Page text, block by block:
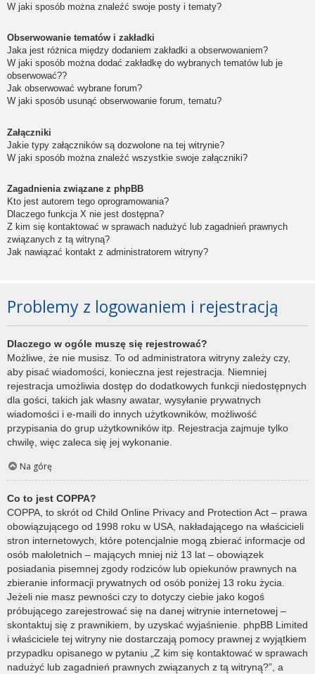
W jaki sposób można znaleźć swoje posty i tematy?
Obserwowanie tematów i zakładki
Jaka jest różnica między dodaniem zakładki a obserwowaniem?
W jaki sposób można dodać zakładkę do wybranych tematów lub je
obserwować??
Jak obserwować wybrane forum?
W jaki sposób usunąć obserwowanie forum, tematu?
Załączniki
Jakie typy załączników są dozwolone na tej witrynie?
W jaki sposób można znaleźć wszystkie swoje załączniki?
Zagadnienia związane z phpBB
Kto jest autorem tego oprogramowania?
Dlaczego funkcja X nie jest dostępna?
Z kim się kontaktować w sprawach nadużyć lub zagadnień prawnych
związanych z tą witryną?
Jak nawiązać kontakt z administratorem witryny?
Problemy z logowaniem i rejestracją
Dlaczego w ogóle muszę się rejestrować?
Możliwe, że nie musisz. To od administratora witryny zależy czy,
aby pisać wiadomości, konieczna jest rejestracja. Niemniej
rejestracja umożliwia dostęp do dodatkowych funkcji niedostępnych
dla gości, takich jak własny awatar, wysyłanie prywatnych
wiadomości i e-maili do innych użytkowników, możliwość
przypisania do grup użytkowników itp. Rejestracja zajmuje tylko
chwilę, więc zaleca się jej wykonanie.
Na górę
Co to jest COPPA?
COPPA, to skrót od Child Online Privacy and Protection Act – prawa
obowiązującego od 1998 roku w USA, nakładającego na właścicieli
stron internetowych, które potencjalnie mogą zbierać informacje od
osób małoletnich – mających mniej niż 13 lat – obowiązek
posiadania pisemnej zgody rodziców lub opiekunów prawnych na
zbieranie informacji prywatnych od osób poniżej 13 roku życia.
Jeżeli nie masz pewności czy to dotyczy ciebie jako kogoś
próbującego zarejestrować się na danej witrynie internetowej –
skontaktuj się z prawnikiem, by uzyskać wyjaśnienie. phpBB Limited
i właściciele tej witryny nie dostarczają pomocy prawnej z wyjątkiem
przypadku opisanego w pytaniu „Z kim się kontaktować w sprawach
nadużyć lub zagadnień prawnych związanych z tą witryną?”, a